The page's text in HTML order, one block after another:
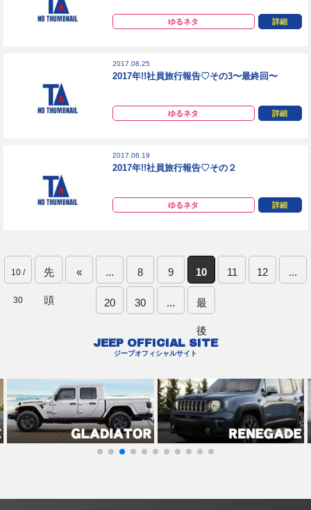
ゆるネタ 詳細
2017.08.25
2017年!!社員旅行報告♡その3〜最終回〜
ゆるネタ 詳細
2017.08.19
2017年!!社員旅行報告♡その２
ゆるネタ 詳細
10 /
30
先
頭
« ... 8 9 10 11 12 ...
20 30 ... 最
後
JEEP OFFICIAL SITE
ジープオフィシャルサイト